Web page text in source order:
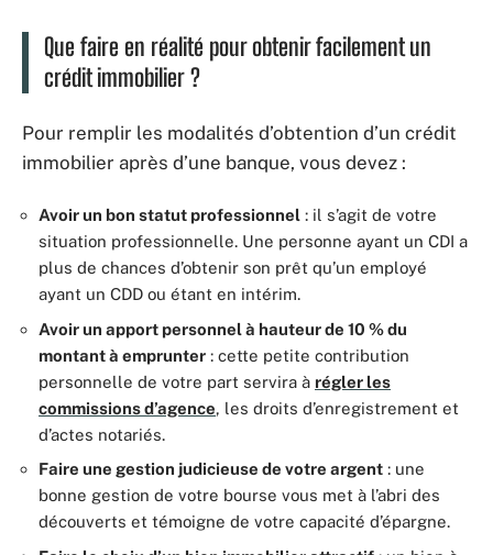
Que faire en réalité pour obtenir facilement un
crédit immobilier ?
Pour remplir les modalités d’obtention d’un crédit
immobilier après d’une banque, vous devez :
Avoir un bon statut professionnel : il s’agit de votre
situation professionnelle. Une personne ayant un CDI a
plus de chances d’obtenir son prêt qu’un employé
ayant un CDD ou étant en intérim.
Avoir un apport personnel à hauteur de 10 % du
montant à emprunter : cette petite contribution
personnelle de votre part servira à régler les
commissions d’agence, les droits d’enregistrement et
d’actes notariés.
Faire une gestion judicieuse de votre argent : une
bonne gestion de votre bourse vous met à l’abri des
découverts et témoigne de votre capacité d’épargne.